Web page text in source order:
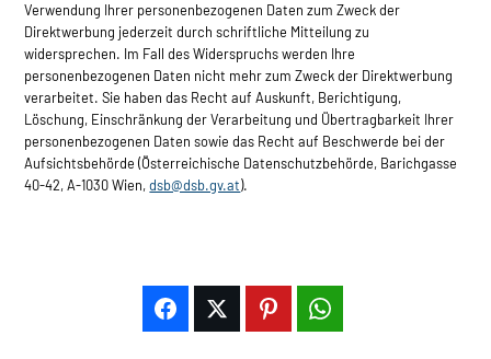
Verwendung Ihrer personenbezogenen Daten zum Zweck der
Direktwerbung jederzeit durch schriftliche Mitteilung zu
widersprechen. Im Fall des Widerspruchs werden Ihre
personenbezogenen Daten nicht mehr zum Zweck der Direktwerbung
verarbeitet. Sie haben das Recht auf Auskunft, Berichtigung,
Löschung, Einschränkung der Verarbeitung und Übertragbarkeit Ihrer
personenbezogenen Daten sowie das Recht auf Beschwerde bei der
Aufsichtsbehörde (Österreichische Datenschutzbehörde, Barichgasse
40-42, A-1030 Wien,dsb@dsb.gv.at).